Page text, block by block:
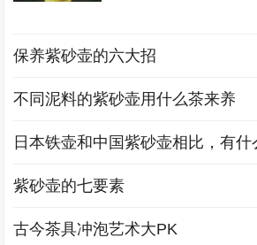
保养紫砂壶的六大招
不同泥料的紫砂壶用什么茶来养
日本铁壶和中国紫砂壶相比，有什
紫砂壶的七要素
古今茶具冲泡艺术大PK